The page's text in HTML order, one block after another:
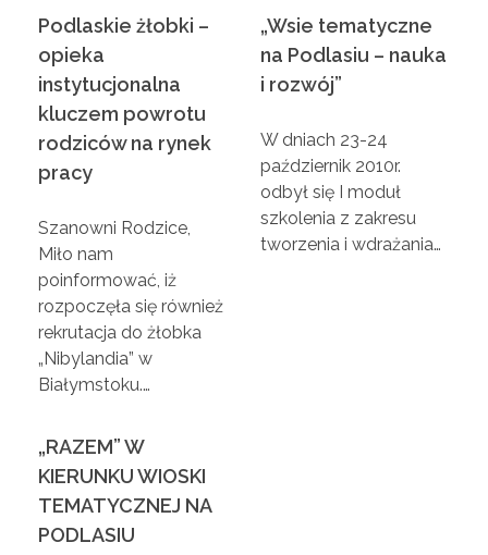
s
z
e
j
u
t
r
o
o
Podlaskie żłobki –
opieka
instytucjonalna
kluczem powrotu
rodziców na rynek
pracy
Szanowni Rodzice,
Miło nam
poinformować, iż
rozpoczęła się również
rekrutacja do żłobka
„Nibylandia” w
Białymstoku.…
„Wsie tematyczne
na Podlasiu – nauka
i rozwój”
W dniach 23-24
październik 2010r.
odbył się I moduł
szkolenia z zakresu
tworzenia i wdrażania…
„RAZEM” W
KIERUNKU WIOSKI
TEMATYCZNEJ NA
PODLASIU